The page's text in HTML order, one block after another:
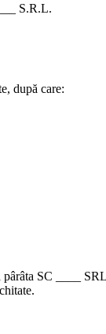
S.R.L.
după care:
SC ____